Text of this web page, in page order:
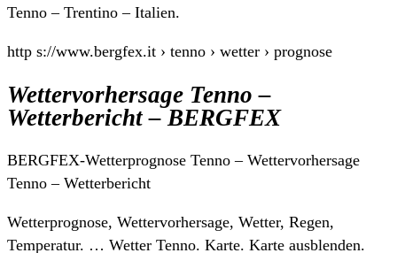
Tenno – Trentino – Italien.
http s://www.bergfex.it › tenno › wetter › prognose
Wettervorhersage Tenno –
Wetterbericht – BERGFEX
BERGFEX-Wetterprognose Tenno – Wettervorhersage
Tenno – Wetterbericht
Wetterprognose, Wettervorhersage, Wetter, Regen,
Temperatur. … Wetter Tenno. Karte. Karte ausblenden.